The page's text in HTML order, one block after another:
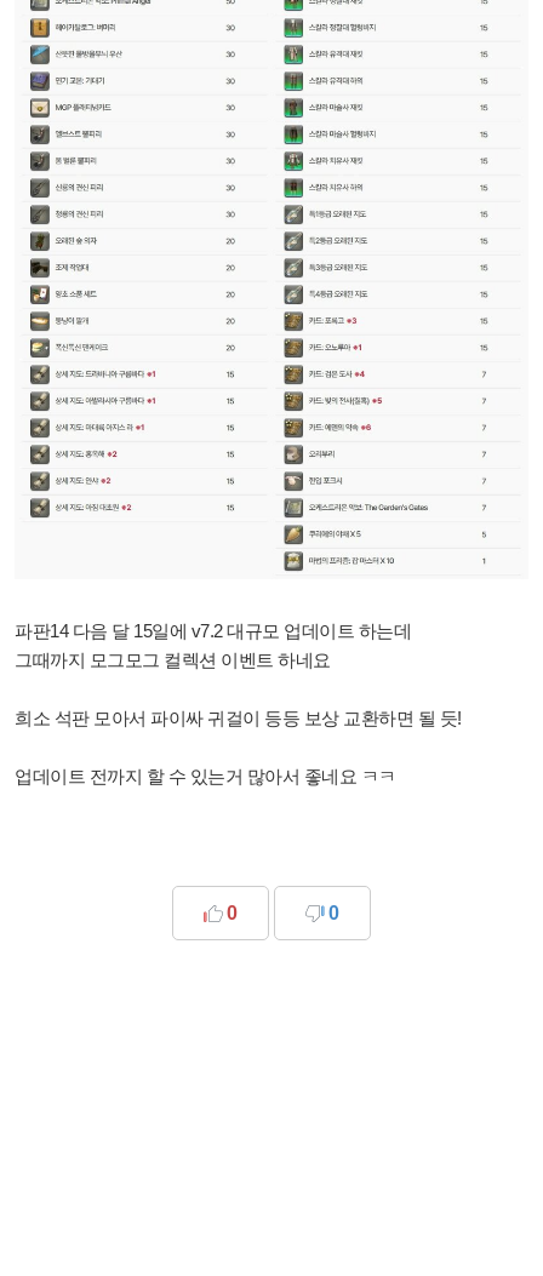
파판14 다음 달 15일에 v7.2 대규모 업데이트 하는데
그때까지 모그모그 컬렉션 이벤트 하네요
희소 석판 모아서 파이싸 귀걸이 등등 보상 교환하면 될 듯!
업데이트 전까지 할 수 있는거 많아서 좋네요 ㅋㅋ
0 0